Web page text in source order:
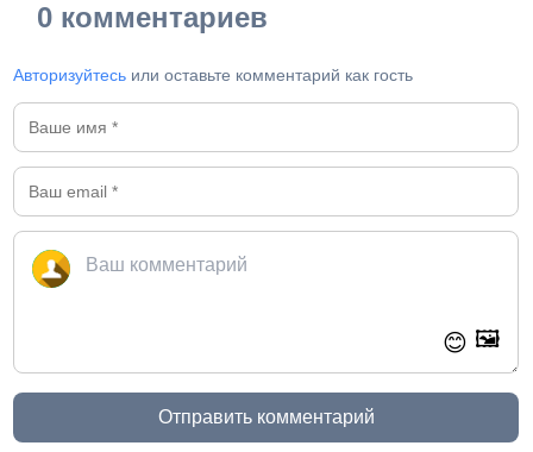
0 комментариев
Авторизуйтесь или оставьте комментарий как гость
😊 🖼️
Отправить комментарий